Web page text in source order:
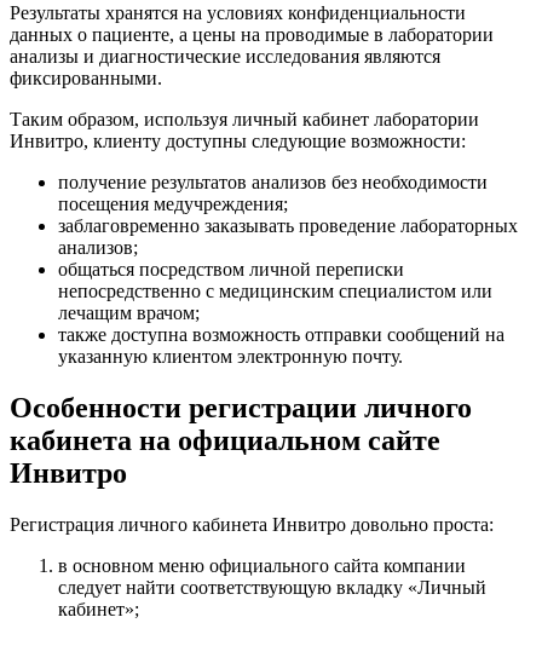
Результаты хранятся на условиях конфиденциальности
данных о пациенте, а цены на проводимые в лаборатории
анализы и диагностические исследования являются
фиксированными.
Таким образом, используя личный кабинет лаборатории
Инвитро, клиенту доступны следующие возможности:
получение результатов анализов без необходимости
посещения медучреждения;
заблаговременно заказывать проведение лабораторных
анализов;
общаться посредством личной переписки
непосредственно с медицинским специалистом или
лечащим врачом;
также доступна возможность отправки сообщений на
указанную клиентом электронную почту.
Особенности регистрации личного
кабинета на официальном сайте
Инвитро
Регистрация личного кабинета Инвитро довольно проста:
в основном меню официального сайта компании
следует найти соответствующую вкладку «Личный
кабинет»;